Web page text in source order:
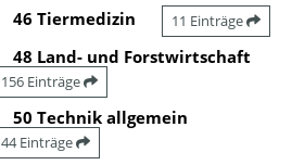
46 Tiermedizin 11 Einträge
48 Land- und Forstwirtschaft
156 Einträge
50 Technik allgemein
44 Einträge